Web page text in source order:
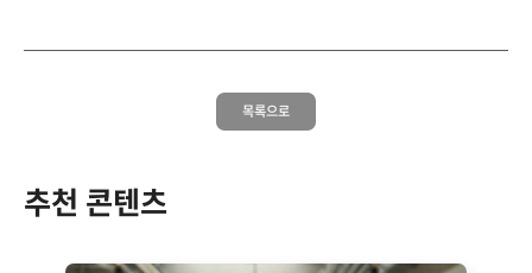
목록으로
추천 콘텐츠